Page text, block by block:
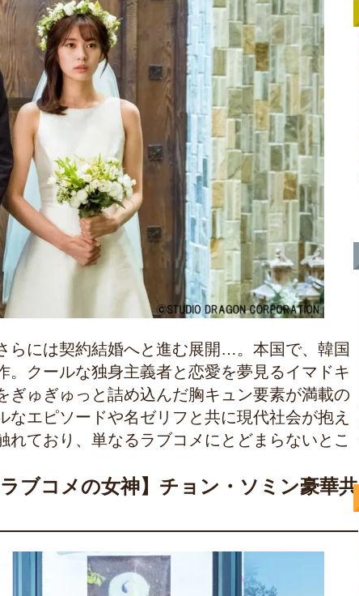
らには契約結婚へと進む展開…。本国で、韓国
クールな独身主義者と恋愛を夢見るイマドキ
ゅぎゅっと詰め込んだ胸キュン要素が満載の
エピソードや名ゼリフと共に現代社会が抱え
ており、単なるラブコメにとどまらないとこ
ブコメの女神】チョン・ソミン豪華共